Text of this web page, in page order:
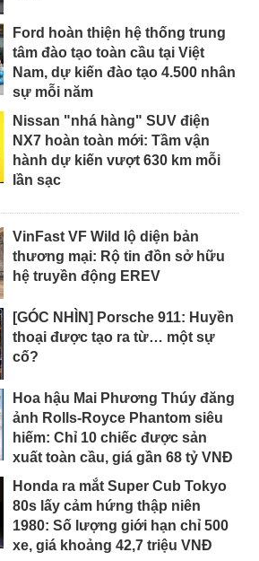
Ford hoàn thiện hệ thống trung
tâm đào tạo toàn cầu tại Việt
Nam, dự kiến đào tạo 4.500 nhân
sự mỗi năm
Nissan "nhá hàng" SUV điện
NX7 hoàn toàn mới: Tầm vận
hành dự kiến vượt 630 km mỗi
lần sạc
VinFast VF Wild lộ diện bản
thương mại: Rộ tin đồn sở hữu
hệ truyền động EREV
[GÓC NHÌN] Porsche 911: Huyền
thoại được tạo ra từ… một sự
cố?
Hoa hậu Mai Phương Thúy đăng
ảnh Rolls-Royce Phantom siêu
hiếm: Chỉ 10 chiếc được sản
xuất toàn cầu, giá gần 68 tỷ VNĐ
Honda ra mắt Super Cub Tokyo
80s lấy cảm hứng thập niên
1980: Số lượng giới hạn chỉ 500
xe, giá khoảng 42,7 triệu VNĐ